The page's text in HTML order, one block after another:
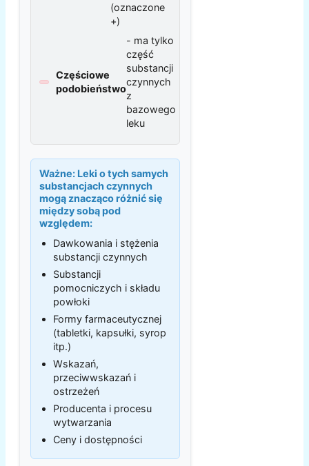
(oznaczone
+)
Częściowe
podobieństwo
- ma tylko
część
substancji
czynnych
z
bazowego
leku
Ważne: Leki o tych samych
substancjach czynnych
mogą znacząco różnić się
między sobą pod
względem:
Dawkowania i stężenia
substancji czynnych
Substancji
pomocniczych i składu
powłoki
Formy farmaceutycznej
(tabletki, kapsułki, syrop
itp.)
Wskazań,
przeciwwskazań i
ostrzeżeń
Producenta i procesu
wytwarzania
Ceny i dostępności